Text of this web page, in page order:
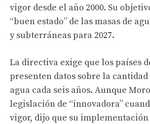
vigor desde el año 2000. Su
“buen estado” de las masas de
y subterráneas para 2027.
La directiva exige que los países
presenten datos sobre la
agua cada seis años. Aunque
legislación de “innovadora”
vigor, dijo que su